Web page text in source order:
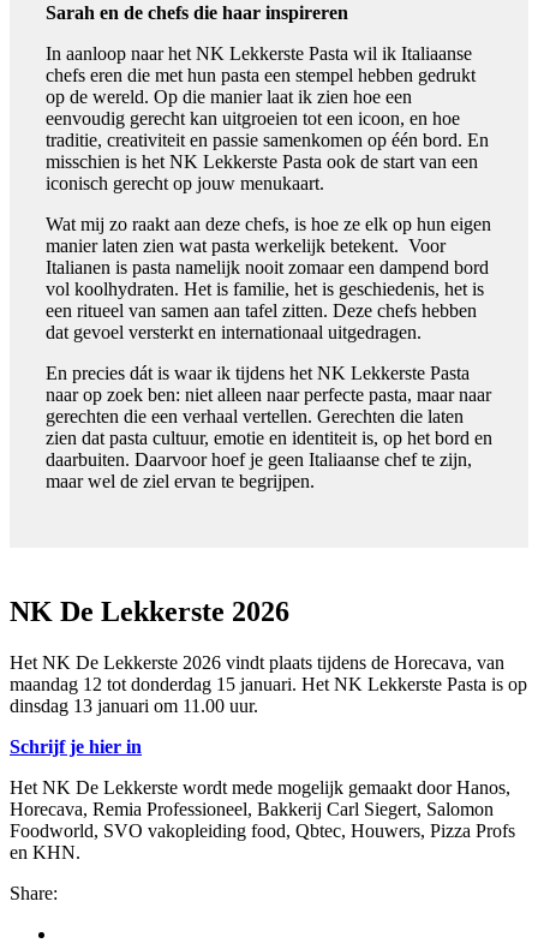
Sarah en de chefs die haar inspireren
In aanloop naar het NK Lekkerste Pasta wil ik Italiaanse
chefs eren die met hun pasta een stempel hebben gedrukt
op de wereld. Op die manier laat ik zien hoe een
eenvoudig gerecht kan uitgroeien tot een icoon, en hoe
traditie, creativiteit en passie samenkomen op één bord. En
misschien is het NK Lekkerste Pasta ook de start van een
iconisch gerecht op jouw menukaart.
Wat mij zo raakt aan deze chefs, is hoe ze elk op hun eigen
manier laten zien wat pasta werkelijk betekent. Voor
Italianen is pasta namelijk nooit zomaar een dampend bord
vol koolhydraten. Het is familie, het is geschiedenis, het is
een ritueel van samen aan tafel zitten. Deze chefs hebben
dat gevoel versterkt en internationaal uitgedragen.
En precies dát is waar ik tijdens het NK Lekkerste Pasta
naar op zoek ben: niet alleen naar perfecte pasta, maar naar
gerechten die een verhaal vertellen. Gerechten die laten
zien dat pasta cultuur, emotie en identiteit is, op het bord en
daarbuiten. Daarvoor hoef je geen Italiaanse chef te zijn,
maar wel de ziel ervan te begrijpen.
NK De Lekkerste 2026
Het NK De Lekkerste 2026 vindt plaats tijdens de Horecava, van
maandag 12 tot donderdag 15 januari. Het NK Lekkerste Pasta is op
dinsdag 13 januari om 11.00 uur.
Schrijf je hier in
Het NK De Lekkerste wordt mede mogelijk gemaakt door Hanos,
Horecava, Remia Professioneel, Bakkerij Carl Siegert, Salomon
Foodworld, SVO vakopleiding food, Qbtec, Houwers, Pizza Profs
en KHN.
Share: